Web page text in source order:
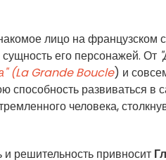
лицо на французском
его персонажей. От
(La Grande Boucle) и
способность развиваться
человека,
решительность привносит